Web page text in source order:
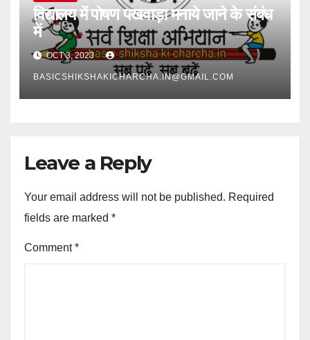
विद्यालय में पोषण पखवाड़ा मनाये जाने के संबंध
में
OCT 3, 2023
BASICSHIKSHAKICHARCHA.IN@GMAIL.COM
Leave a Reply
Your email address will not be published. Required
fields are marked *
Comment*